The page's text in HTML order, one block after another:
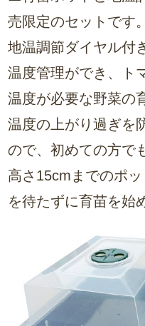
売限定のセットです。
地温調節ダイヤル付
温度管理ができ、ト
温度が必要な野菜の
温度の上がり過ぎを
ので、初めての方で
高さ15cmまでのポ
を待たずに育苗を始